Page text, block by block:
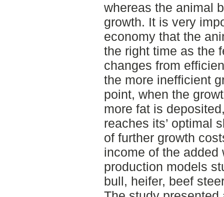
whereas the animal
growth. It is very
economy that the
the right time as the
changes from
the more inefficient
point, when the
more fat is
reaches its’ optimal
of further growth
income of the added
production models
bull, heifer, beef